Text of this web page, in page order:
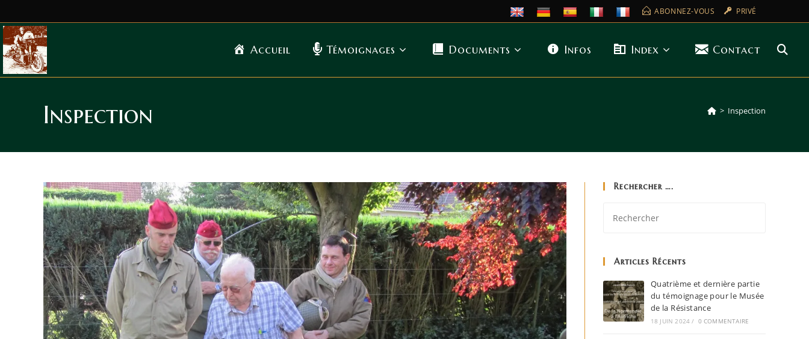
ABONNEZ-VOUS PRIVÉ
Accueil Témoignages Documents Infos Index Contact
Inspection > Inspection
Rechercher ….
Articles Récents
Quatrième et dernière partie
du témoignage pour le Musée
de la Résistance
18 JUIN 2024 / 0 COMMENTAIRE